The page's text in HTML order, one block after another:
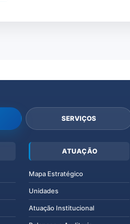
SERVIÇOS
ATUAÇÃO
Mapa Estratégico
Unidades
Atuação Institucional